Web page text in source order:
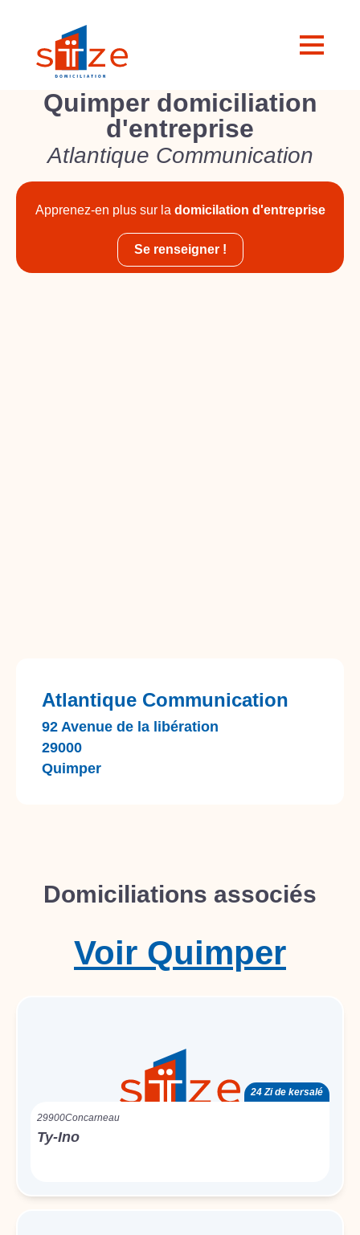
Quimper domiciliation
d'entreprise
Atlantique Communication
Apprenez-en plus sur la domicilation d'entreprise
Se renseigner !
Atlantique Communication
92 Avenue de la libération
29000
Quimper
Domiciliations associés
Quimper
Voir
24 Zi de kersalé
29900Concarneau
Ty-Ino